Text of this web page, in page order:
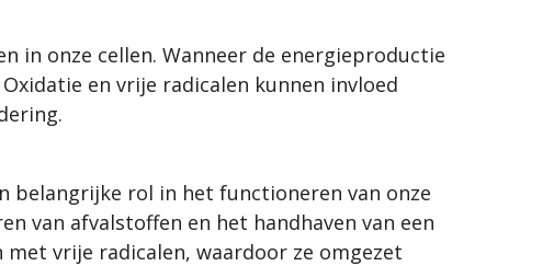
in onze cellen. Wanneer de energieproductie
en vrije radicalen kunnen invloed
belangrijke rol in het functioneren van onze
van afvalstoffen en het handhaven van een
vrije radicalen, waardoor ze omgezet